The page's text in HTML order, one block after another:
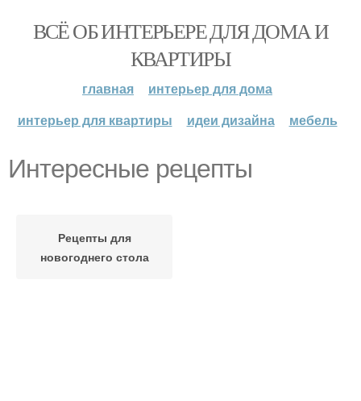
ВСЁ ОБ ИНТЕРЬЕРЕ ДЛЯ ДОМА И
КВАРТИРЫ
главная
интерьер для дома
интерьер для квартиры
идеи дизайна мебель
Интересные рецепты
Рецепты для
новогоднего стола